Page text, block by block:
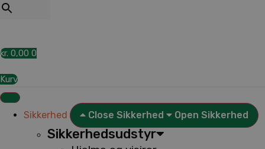
kr. 0,00 0
Kurv
Sikkerhed Close Sikkerhed Open Sikkerhed
Sikkerhedsudstyr